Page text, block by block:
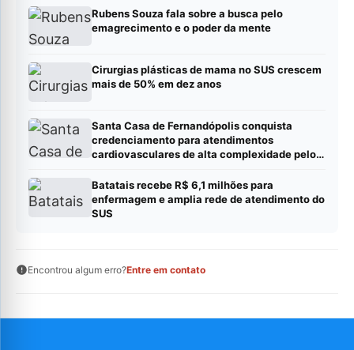
Rubens Souza fala sobre a busca pelo
emagrecimento e o poder da mente
Cirurgias plásticas de mama no SUS crescem
mais de 50% em dez anos
Santa Casa de Fernandópolis conquista
credenciamento para atendimentos
cardiovasculares de alta complexidade pelo
Batatais recebe R$ 6,1 milhões para
enfermagem e amplia rede de atendimento do
SUS
Encontrou algum erro?Entre em contato